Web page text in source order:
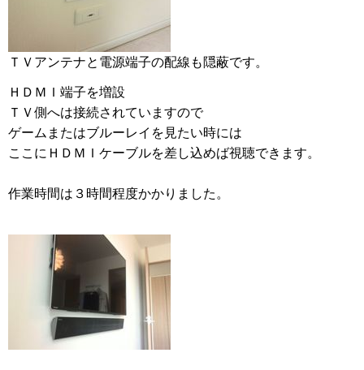
ＴＶアンテナと電源端子の配線も隠蔽です。
ＨＤＭＩ端子を増設
ＴＶ側へは接続されていますので
ゲームまたはブルーレイを見たい時には
ここにＨＤＭＩケーブルを差し込めば視聴できます。
作業時間は３時間程度かかりました。